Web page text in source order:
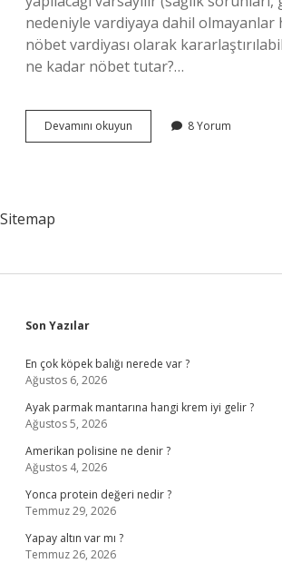
nedeniyle vardiyaya dahil olmayanlar
nöbet vardiyası olarak
ne kadar nöbet tutar?…
Devamını okuyun Ameliyathane
Hemşiresi
8 Yorum
Sitemap
Sidebar
Son Yazılar
En çok köpek balığı nerede var ?
Ağustos 6, 2026
Ayak parmak mantarına hangi krem iyi gelir ?
Ağustos 5, 2026
Amerikan polisine ne denir ?
Ağustos 4, 2026
Yonca protein değeri nedir ?
Temmuz 29, 2026
Yapay altın var mı ?
Temmuz 26, 2026